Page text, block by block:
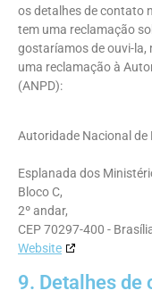
os detalhes de contato
tem uma reclamação
gostaríamos de ouvi-la,
uma reclamação à
(ANPD):
Autoridade Nacional de
Esplanada dos
Bloco C,
2º andar,
CEP 70297-400 -
Website
9. Detalhes de